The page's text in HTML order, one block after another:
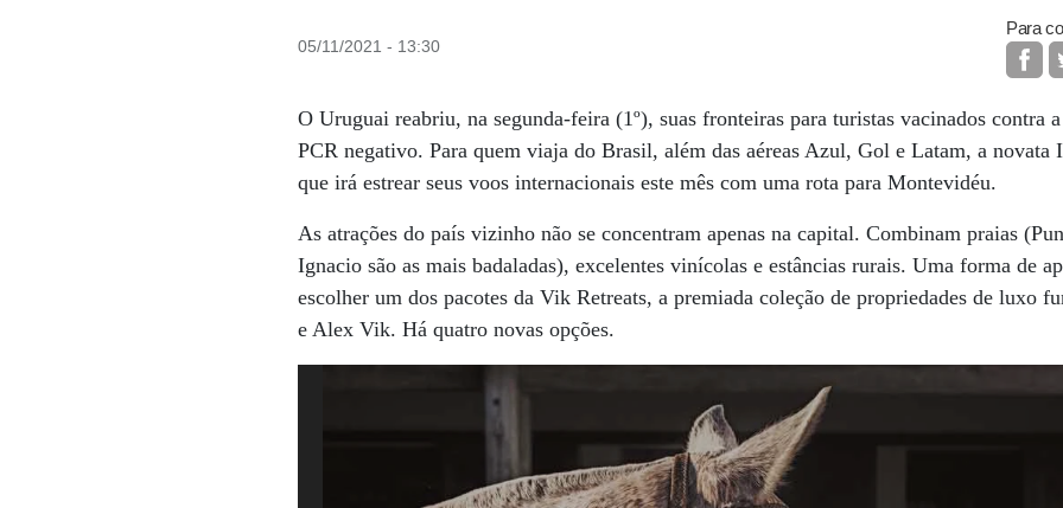
05/11/2021 - 13:30
Para
O Uruguai reabriu, na segunda-feira (1º), suas fronteiras para turistas vacinados contra
PCR negativo. Para quem viaja do Brasil, além das aéreas Azul, Gol e Latam, a novata
que irá estrear seus voos internacionais este mês com uma rota para Montevidéu.
As atrações do país vizinho não se concentram apenas na capital. Combinam praias
Ignacio são as mais badaladas), excelentes vinícolas e estâncias rurais. Uma forma de
escolher um dos pacotes da Vik Retreats, a premiada coleção de propriedades de luxo
e Alex Vik. Há quatro novas opções.